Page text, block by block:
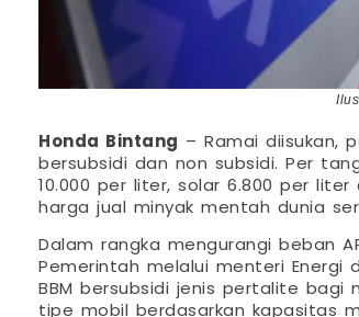
Honda Bintang – Ramai diisukan,
bersubsidi dan non subsidi. Per
10.000 per liter, solar 6.800 per
harga jual minyak mentah dunia
Dalam rangka mengurangi beban
Pemerintah melalui menteri Energi
BBM bersubsidi jenis pertalite bagi
tipe mobil berdasarkan kapasitas